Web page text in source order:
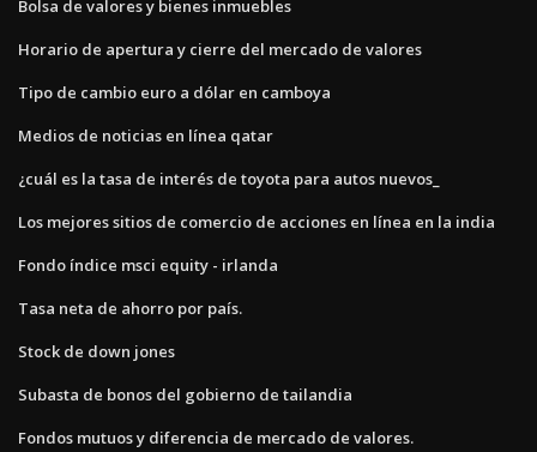
Bolsa de valores y bienes inmuebles
Horario de apertura y cierre del mercado de valores
Tipo de cambio euro a dólar en camboya
Medios de noticias en línea qatar
¿cuál es la tasa de interés de toyota para autos nuevos_
Los mejores sitios de comercio de acciones en línea en la india
Fondo índice msci equity - irlanda
Tasa neta de ahorro por país.
Stock de down jones
Subasta de bonos del gobierno de tailandia
Fondos mutuos y diferencia de mercado de valores.